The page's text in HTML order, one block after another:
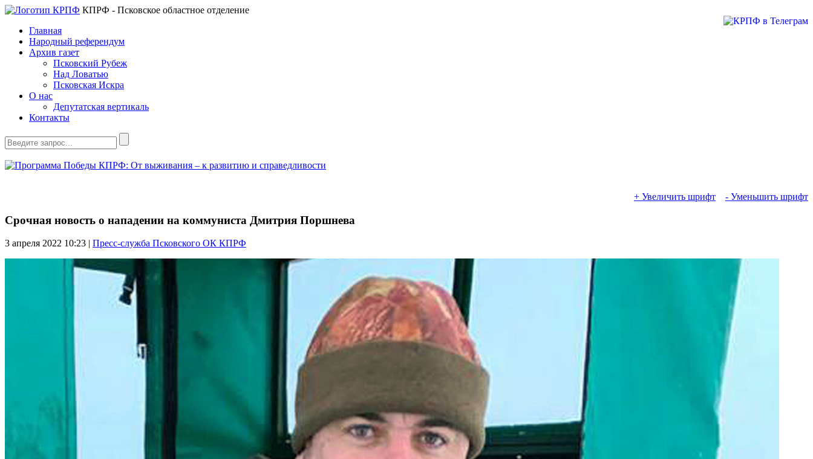
КПРФ - Псковское областное отделение
Главная
Народный референдум
Архив газет
Псковский Рубеж
Над Ловатью
Псковская Искра
О нас
Депутатская вертикаль
Контакты
+ Увеличить шрифт - Уменьшить шрифт
Срочная новость о нападении на коммуниста Дмитрия Поршнева
3 апреля 2022 10:23 | Пресс-служба Псковского ОК КПРФ